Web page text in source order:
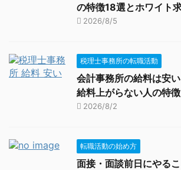
の特徴18選とホワイト
2026/8/5
税理士事務所の転職活動
会計事務所の給料は安
給料上がらない人の特
2026/8/2
転職活動の始め方
面接・面談前日にやる